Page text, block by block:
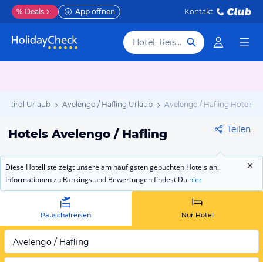
% Deals App öffnen Kontakt
Hotel, Reiseziel
Urlaub Avelengo / Hafling Urlaub Avelengo / Hafling Hotels
Hotels Avelengo / Hafling Teilen
Diese Hotelliste zeigt unsere am häufigsten gebuchten Hotels an.
Informationen zu Rankings und Bewertungen findest Du hier
Pauschalreisen Nur Hotel
Avelengo / Hafling